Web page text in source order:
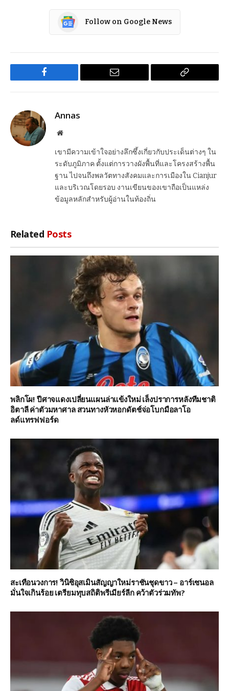
Follow on Google News
Facebook Email
Copy
Annas
Website
เขามีความเข้าใจอย่างลึกซึ้งเกี่ยวกับประเด็นต่างๆ ใน
ระดับภูมิภาค ตั้งแต่การวางผังพื้นที่และโครงสร้างพื้น
ฐาน ไปจนถึงพลวัตทางสังคมและการเมืองใน Cianjur
และบริเวณโดยรอบ งานเขียนของเขาถือเป็นแหล่ง
ข้อมูลหลักสำหรับผู้อ่านในท้องถิ่น
Related Posts
พลิกโผ! ปีศาจแดงเปลี่ยนแผนล่าแข้งใหม่ เล็งปราการหลังทีมชาติ
อิตาลี ค่าตัวมหาศาล สวนทางหัวหอกดัตช์จ่อโบกมือลาโอ
ลด์แทรฟฟอร์ด
สะเทือนวงการ! วินิซิอุสเมินสัญญาใหม่ราชันชุดขาว – อาร์เซนอล
มั่นใจเกินร้อย เตรียมทุบสถิติพรีเมียร์ลีก คว้าตัวร่วมทัพ?